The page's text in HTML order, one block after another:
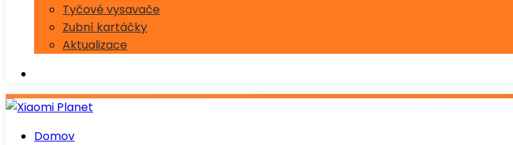
Tyčové vysavače
Zubní kartáčky
Aktualizace
Domov